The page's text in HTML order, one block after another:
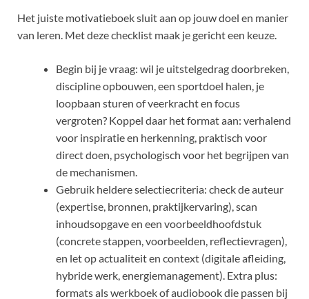
Het juiste motivatieboek sluit aan op jouw doel en manier
van leren. Met deze checklist maak je gericht een keuze.
Begin bij je vraag: wil je uitstelgedrag doorbreken,
discipline opbouwen, een sportdoel halen, je
loopbaan sturen of veerkracht en focus
vergroten? Koppel daar het format aan: verhalend
voor inspiratie en herkenning, praktisch voor
direct doen, psychologisch voor het begrijpen van
de mechanismen.
Gebruik heldere selectiecriteria: check de auteur
(expertise, bronnen, praktijkervaring), scan
inhoudsopgave en een voorbeeldhoofdstuk
(concrete stappen, voorbeelden, reflectievragen),
en let op actualiteit en context (digitale afleiding,
hybride werk, energiemanagement). Extra plus:
formats als werkboek of audiobook die passen bij